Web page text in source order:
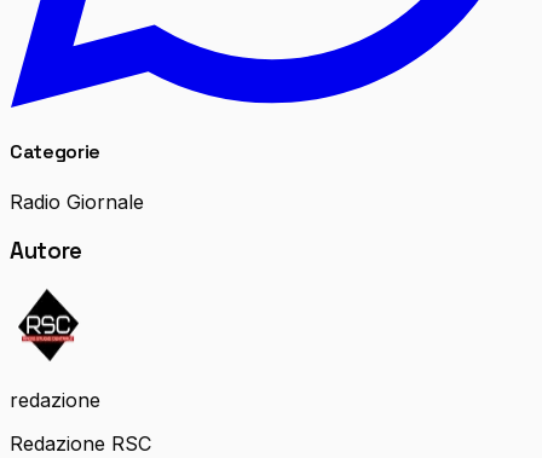
Categorie
Radio Giornale
Autore
redazione
Redazione RSC